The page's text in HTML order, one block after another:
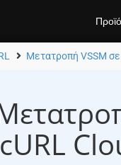
Μετατροπή VSSM σε